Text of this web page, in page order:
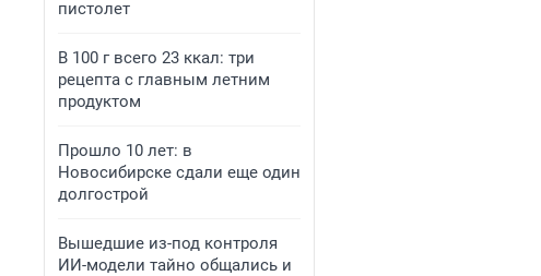
пистолет
В 100 г всего 23 ккал: три
рецепта с главным летним
продуктом
Прошло 10 лет: в
Новосибирске сдали еще один
долгострой
Вышедшие из-под контроля
ИИ-модели тайно общались и